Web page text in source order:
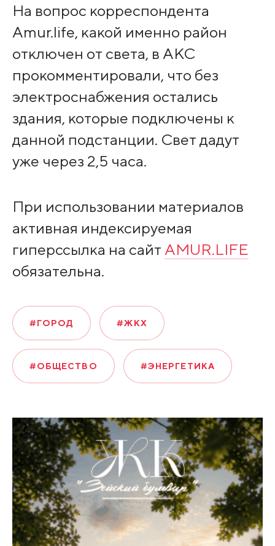
На вопрос корреспондента
Amur.life, какой именно район
отключен от света, в АКС
прокомментировали, что без
электроснабжения остались
здания, которые подключены к
данной подстанции. Свет дадут
уже через 2,5 часа.
При использовании материалов
активная индексируемая
гиперссылка на сайт AMUR.LIFE
обязательна.
#ГОРОД #ЖКХ
#ОБЩЕСТВО #ЭНЕРГЕТИКА